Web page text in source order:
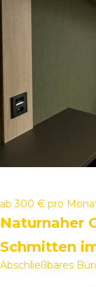
ab 300 € pro
Naturnaher
Schmitten
Abschließbares